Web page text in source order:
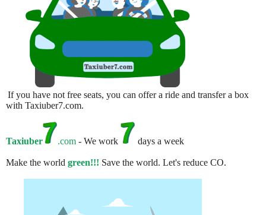
If you have not free seats, you can offer a ride and transfer a box
with Taxiuber7.com.
Taxiuber .com - We work days a week
Make the world green!!! Save the world. Let's reduce CO.